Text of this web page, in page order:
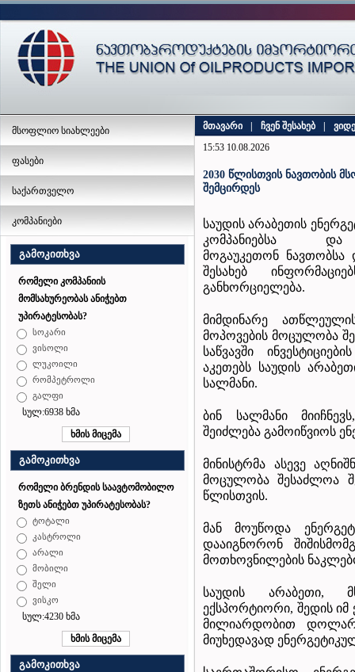
მსოფლიო სიახლეები
ფასები
საქართველო
კომპანიები
გამოკითხვა
რომელი კომპანიის
მომსახურეობას ანიჭებთ
უპირატესობას?
სოკარი
ვისოლი
ლუკოილი
რომპეტროლი
გალფი
სულ:6938 ხმა
გამოკითხვა
რომელი ბრენდის საავტომობილო
ზეთს ანიჭებთ უპირატესობას?
ტოტალი
კასტროლი
არალი
მობილი
შელი
ვისკო
სულ:4230 ხმა
გამოკითხვა
მთავარი ჩვენ შესახებ
15:53 10.08.2026
2030 წლისთვის ნავთობის
შემცირდეს
საუდის არაბეთის
კომპანიებსა
მოგაუკეთონ ნავთობსა
შესახებ
განხორციელება.
მიმდინარე
მოპოვების მოცულობა
საწვავში
აკეთებს საუდის
სალმანი.
ბინ სალმანი
შეიძლება გამოიწვიოს
მინისტრმა ასევე
მოცულობა შესაძლოა
წლისთვის.
მან მოუწოდა
დააიგნორონ
მოთხოვნილების
საუდის არაბეთი,
ექსპორტიორი, შედის იმ
მილიარდობით
მიუხედავად